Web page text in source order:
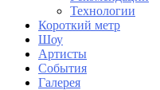
Технологии
Короткий метр
Шоу
Артисты
События
Галерея